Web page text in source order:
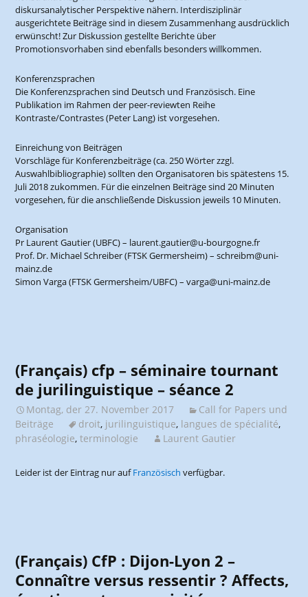
diskursanalytischer Perspektive nähern. Interdisziplinär
ausgerichtete Beiträge sind in diesem Zusammenhang ausdrücklich
erwünscht! Zur Diskussion gestellte Berichte über
Promotionsvorhaben sind ebenfalls besonders willkommen.
Konferenzsprachen
Die Konferenzsprachen sind Deutsch und Französisch. Eine
Publikation im Rahmen der peer-reviewten Reihe
Kontraste/Contrastes (Peter Lang) ist vorgesehen.
Einreichung von Beiträgen
Vorschläge für Konferenzbeiträge (ca. 250 Wörter zzgl.
Auswahlbibliographie) sollten den Organisatoren bis spätestens 15.
Juli 2018 zukommen. Für die einzelnen Beiträge sind 20 Minuten
vorgesehen, für die anschließende Diskussion jeweils 10 Minuten.
Organisation
Pr Laurent Gautier (UBFC) – laurent.gautier@u-bourgogne.fr
Prof. Dr. Michael Schreiber (FTSK Germersheim) – schreibm@uni-
mainz.de
Simon Varga (FTSK Germersheim/UBFC) – varga@uni-mainz.de
(Français) cfp – séminaire tournant
de jurilinguistique – séance 2
Montag, der 27. November 2017
Call for Papers und
Beiträge
droit, jurilinguistique, langues de spécialité,
phraséologie,terminologie Laurent Gautier
Leider ist der Eintrag nur aufFranzösisch verfügbar.
(Français) CfP : Dijon-Lyon 2 –
Connaître versus ressentir ? Affects,